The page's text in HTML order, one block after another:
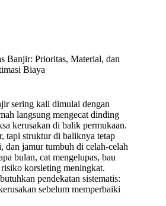
Banjir: Prioritas, Material, dan
Biaya
sering kali dimulai dengan
langsung mengecat dinding
kerusakan di balik permukaan.
tapi struktur di baliknya tetap
dan jamur tumbuh di celah-celah
bulan, cat mengelupas, bau
korsleting meningkat.
pendekatan sistematis:
sebelum memperbaiki